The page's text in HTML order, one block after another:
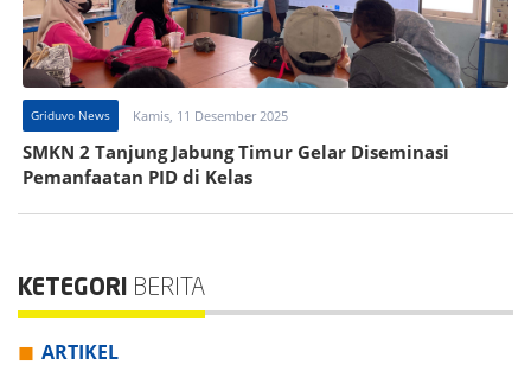
Griduvo News Kamis, 11 Desember 2025
SMKN 2 Tanjung Jabung Timur Gelar Diseminasi
Pemanfaatan PID di Kelas
KETEGORI BERITA
ARTIKEL